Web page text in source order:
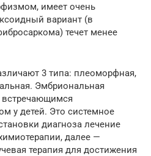
имеет очень
вариант (в
течет менее
3 типа: плеоморфная,
Эмбриональная
встречающимся
у детей. Это системное
диагноза лечение
далее —
терапия для достижения